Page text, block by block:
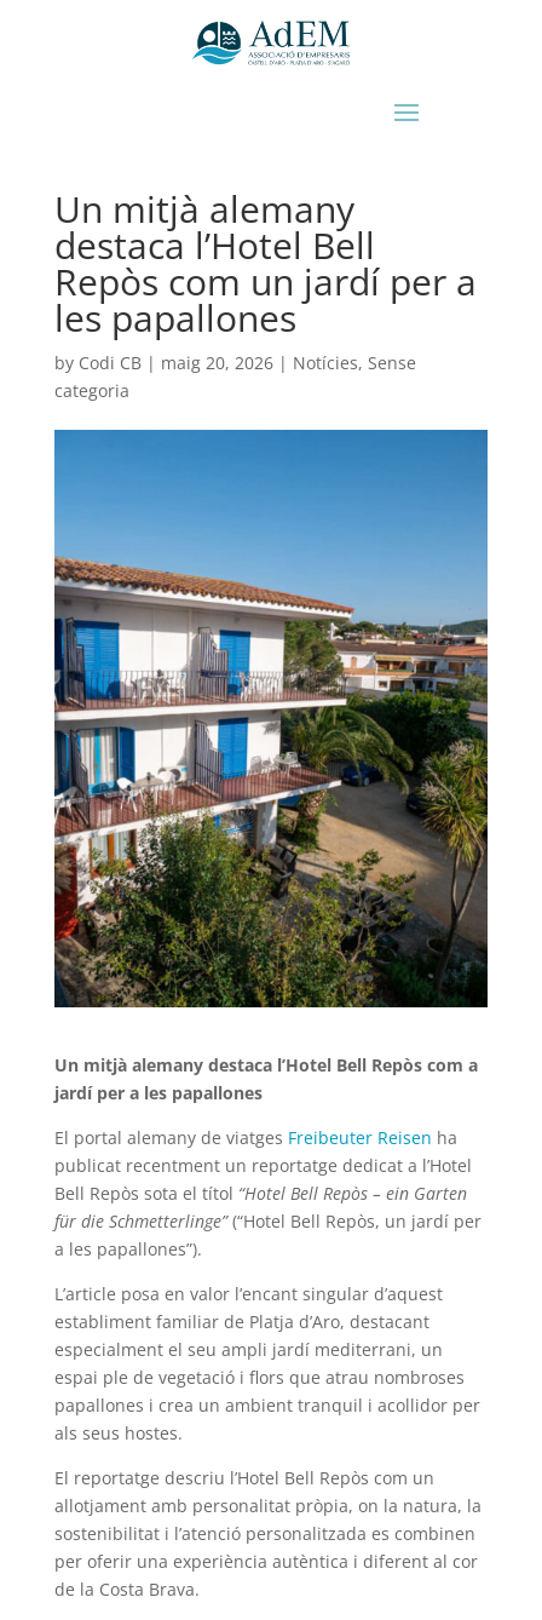
Un mitjà alemany
destaca l’Hotel Bell
Repòs com un jardí per a
les papallones
by Codi CB| maig 20, 2026| Notícies, Sense
categoria
Un mitjà alemany destaca l’Hotel Bell Repòs com a
jardí per a les papallones
El portal alemany de viatges Freibeuter Reisen ha
publicat recentment un reportatge dedicat a l’Hotel
Bell Repòs sota el títol “Hotel Bell Repòs – ein Garten
für die Schmetterlinge”(“Hotel Bell Repòs, un jardí per
a les papallones”).
L’article posa en valor l’encant singular d’aquest
establiment familiar de Platja d’Aro, destacant
especialment el seu ampli jardí mediterrani, un
espai ple de vegetació i flors que atrau nombroses
papallones i crea un ambient tranquil i acollidor per
als seus hostes.
El reportatge descriu l’Hotel Bell Repòs com un
allotjament amb personalitat pròpia, on la natura, la
sostenibilitat i l’atenció personalitzada es combinen
per oferir una experiència autèntica i diferent al cor
de la Costa Brava.